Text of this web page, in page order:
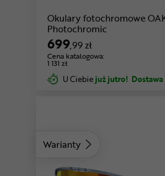
Okulary fotochromowe
Photochromic
699,99 zł
Cena katalogowa:
1 131 zł
U Ciebie już jutro!
Warianty